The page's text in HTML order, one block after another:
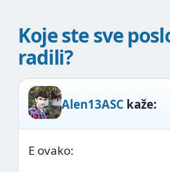
Koje ste sve
radili?
Alen13ASC kaže:
E ovako: